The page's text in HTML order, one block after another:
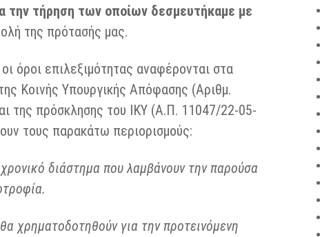
την τήρηση των οποίων δεσμευτήκαμε με
της πρότασής μας.
όροι επιλεξιμότητας αναφέρονται στα
Κοινής Υπουργικής Απόφασης (Αριθμ.
της πρόσκλησης του ΙΚΥ (Α.Π. 11047/22-05-
τους παρακάτω περιορισμούς:
διάστημα που λαμβάνουν την παρούσα
χρηματοδοτηθούν για την προτεινόμενη